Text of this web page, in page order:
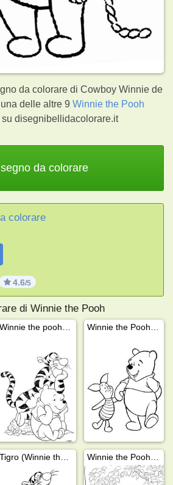
da colorare di Cowboy Winnie de
delle altre 9Winnie the Pooh
disegnibellidacolorare.it
da colorare
colorare
4.6/5
di Winnie the Pooh